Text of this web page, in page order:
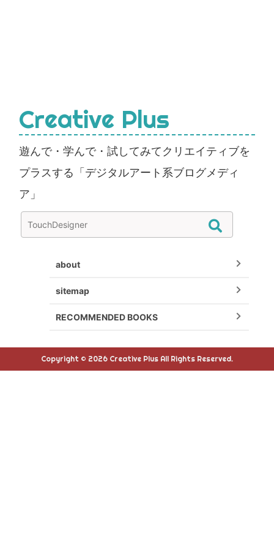
Creative Plus
遊んで・学んで・試してみてクリエイティブを
プラスする「デジタルアート系ブログメディ
ア」
about
sitemap
RECOMMENDED BOOKS
Copyright © 2026 Creative Plus All Rights Reserved.